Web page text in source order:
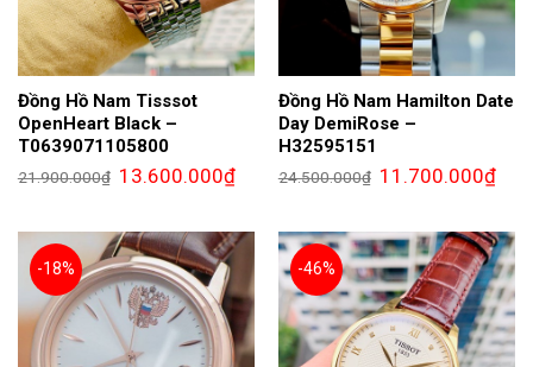
Đồng Hồ Nam Tisssot
OpenHeart Black –
T0639071105800
21.900.000₫ Giá
gốc
13.600.000₫Giá
hiện
13.600.000₫.
Đồng Hồ Nam Hamilton Date
Day DemiRose –
H32595151
24.500.000₫ Giá
gốc
11.700.000₫Giá
hiện
-18%
-46%